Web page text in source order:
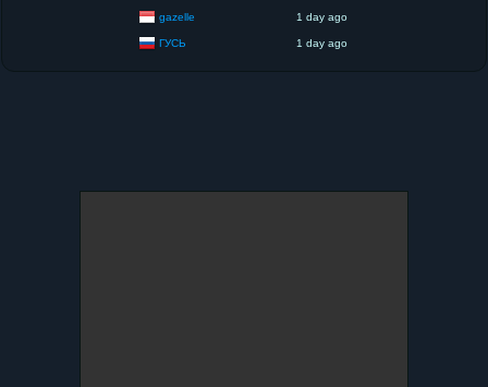
gazelle 1 day ago
ГУСЬ 1 day ago